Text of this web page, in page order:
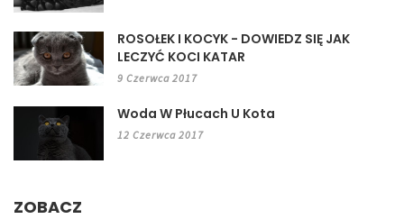
ROSOŁEK I KOCYK - DOWIEDZ SIĘ JAK
LECZYĆ KOCI KATAR
9 Czerwca 2017
Woda W Płucach U Kota
12 Czerwca 2017
ZOBACZ